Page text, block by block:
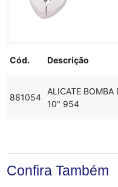
Cód. Descrição
881054
ALICATE BOMBA
10" 954
Confira Também